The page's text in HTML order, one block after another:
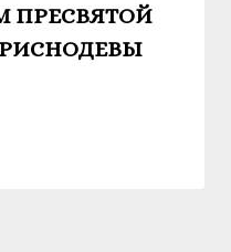
ПРЕСВЯТОЙ